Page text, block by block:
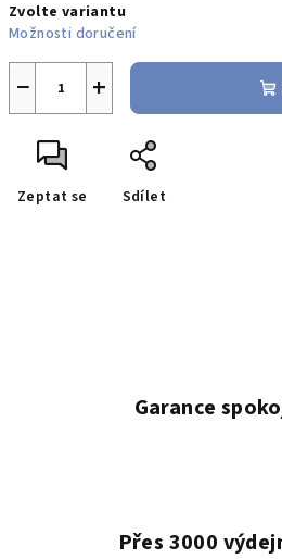
cena:
Zvolte variantu
Možnosti doručení
+
−
Zeptat se Sdílet
Garance
Přes 3000